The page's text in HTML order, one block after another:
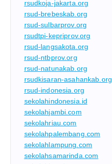
rsudkoja-jakarta.org
rsud-brebeskab.org
rsud-sulbarprov.org
rsudtpi-kepriprov.org
rsud-langsakota.org
rsud-ntbprov.org
rsud-natunakab.org
rsudkisaran-asahankab.org
rsud-indonesia.org
sekolahindonesia.id
sekolahjambi.com
sekolahriau.com
sekolahpalembang.com
sekolahlampung.com
sekolahsamarinda.com